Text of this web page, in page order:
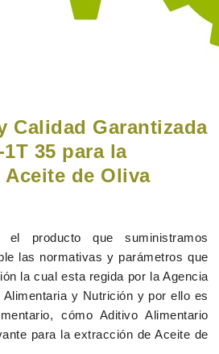
Calidad Garantizada
35 para la
de Oliva
el producto que suministramos
las normativas y parámetros que
la cual esta regida por la Agencia
Alimentaria y Nutrición y por ello es
cómo Aditivo Alimentario
para la extracción de Aceite de